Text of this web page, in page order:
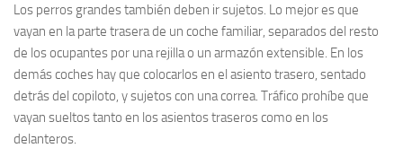
Los perros grandes también deben ir sujetos. Lo mejor es que
vayan en la parte trasera de un coche familiar, separados del resto
de los ocupantes por una rejilla o un armazón extensible. En los
demás coches hay que colocarlos en el asiento trasero, sentado
detrás del copiloto, y sujetos con una correa. Tráfico prohíbe que
vayan sueltos tanto en los asientos traseros como en los
delanteros.